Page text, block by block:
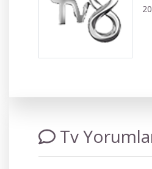
Tv